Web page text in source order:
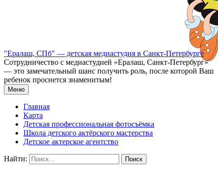
"Ералаш, СПб" — детская медиастудия в Санкт-Петербурге
Сотрудничество с медиастудией «Epaлаш, Санкт-Петербург»
— это замечательный шанс получить роль, после которой Ваш
ребенок проснется знаменитым!
Меню
Главная
Карта
Детская профессиональная фотосъёмка
Школа детского актёрского мастерства
Детское актерское агентство
Найти: